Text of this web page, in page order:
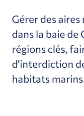
Gérer des
dans la baie de
régions clés,
d'interdiction
habitats marins.